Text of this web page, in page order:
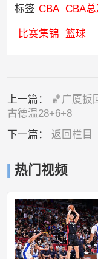
标签 CBA CBA
比赛集锦 篮球
上一篇：
🏀广厦扳
古德温28+6+8
下一篇： 返回栏目
热门视频